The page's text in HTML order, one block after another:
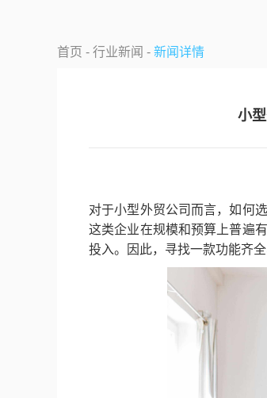
首页 - 行业新闻 - 新闻详情
小
对于小型外贸公司而言，如何
这类企业在规模和预算上普遍
投入。因此，寻找一款功能齐